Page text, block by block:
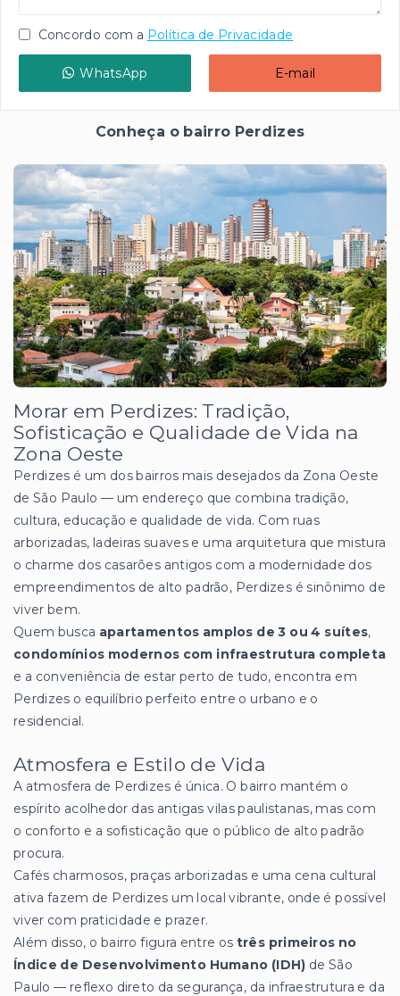
Concordo com a Política de Privacidade
WhatsApp E-mail
Conheça o bairro Perdizes
Morar em Perdizes: Tradição,
Sofisticação e Qualidade de Vida na
Zona Oeste
Perdizes é um dos bairros mais desejados da Zona Oeste
de São Paulo — um endereço que combina tradição,
cultura, educação e qualidade de vida. Com ruas
arborizadas, ladeiras suaves e uma arquitetura que mistura
o charme dos casarões antigos com a modernidade dos
empreendimentos de alto padrão, Perdizes é sinônimo de
viver bem.
Quem busca apartamentos amplos de 3 ou 4 suítes,
condomínios modernos com infraestrutura completa
e a conveniência de estar perto de tudo, encontra em
Perdizes o equilíbrio perfeito entre o urbano e o
residencial.
Atmosfera e Estilo de Vida
A atmosfera de Perdizes é única. O bairro mantém o
espírito acolhedor das antigas vilas paulistanas, mas com
o conforto e a sofisticação que o público de alto padrão
procura.
Cafés charmosos, praças arborizadas e uma cena cultural
ativa fazem de Perdizes um local vibrante, onde é possível
viver com praticidade e prazer.
Além disso, o bairro figura entre os três primeiros no
Índice de Desenvolvimento Humano (IDH) de São
Paulo — reflexo direto da segurança, da infraestrutura e da